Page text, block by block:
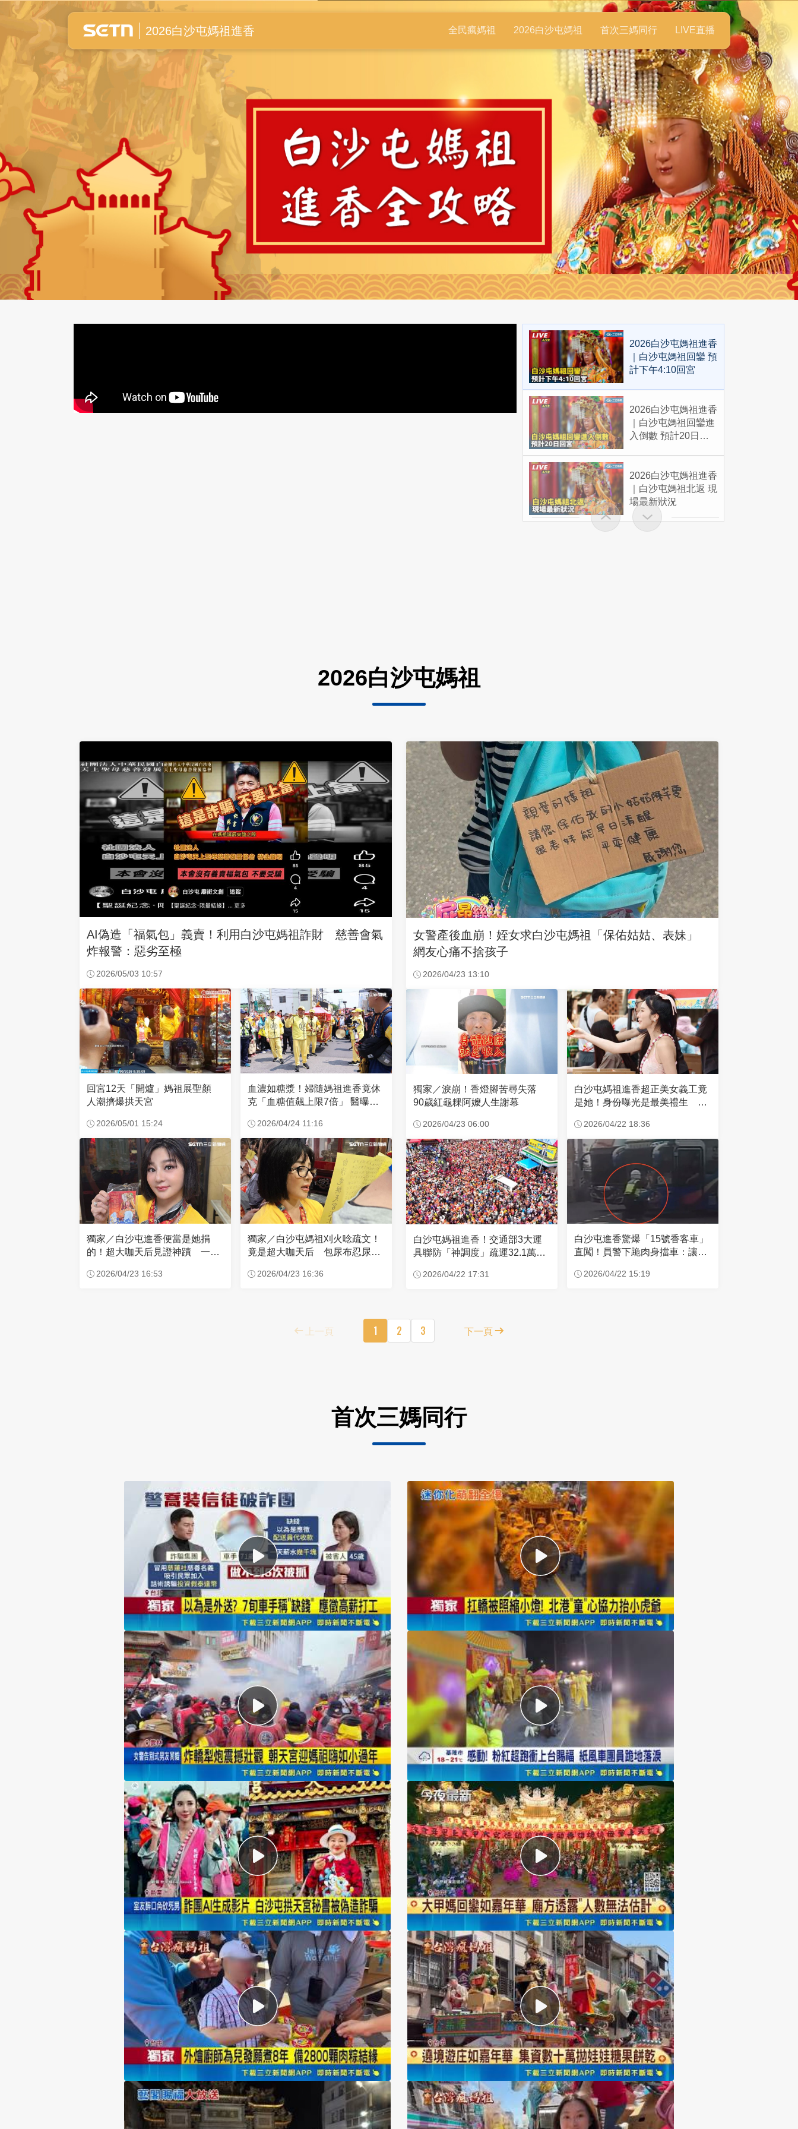
白沙屯媽祖進香全紀錄
2026白沙屯媽祖進香 全民瘋媽祖 2026白沙屯媽祖 首次三媽同行 LIVE直播
2026白沙屯媽祖進香
｜白沙屯媽祖回鑾 預
計下午4:10回宮
2026白沙屯媽祖進香
｜白沙屯媽祖回鑾進
入倒數 預計20日回
2026白沙屯媽祖進香
｜白沙屯媽祖北返 現
場最新狀況
2026白沙屯媽祖
AI偽造「福氣包」義賣！利用白沙屯媽祖詐財 慈善會氣
炸報警：惡劣至極
2026/05/03 10:57
回宮12天「開爐」媽祖展聖顏
人潮擠爆拱天宮
2026/05/01 15:24
血濃如糖漿！婦隨媽祖進香竟休
克「血糖值飆上限7倍」 醫曝原
2026/04/24 11:16
獨家／白沙屯進香便當是她捐
的！超大咖天后見證神蹟 一靠
2026/04/23 16:53
獨家／白沙屯媽祖刈火唸疏文！
竟是超大咖天后 包尿布忍尿5
2026/04/23 16:36
女警產後血崩！姪女求白沙屯媽祖「保佑姑姑、表妹」
網友心痛不捨孩子
2026/04/23 13:10
獨家／淚崩！香燈腳苦尋失落
90歲紅龜粿阿嬤人生謝幕
2026/04/23 06:00
白沙屯媽祖進香超正美女義工竟
是她！身份曝光是最美禮生 一
2026/04/22 18:36
白沙屯媽祖進香！交通部3大運
具聯防「神調度」疏運32.1萬創
2026/04/22 17:31
白沙屯進香驚爆「15號香客車」
直闖！員警下跪肉身擋車：讓行
2026/04/22 15:19
上一頁 1 2 3 下一頁
首次三媽同行